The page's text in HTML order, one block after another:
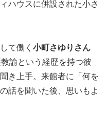
ハウスに併設された小さ
て働く 小町さゆりさん
諭という経歴を持つ彼
き上手。来館者に「何を
話を聞いた後、思いもよ